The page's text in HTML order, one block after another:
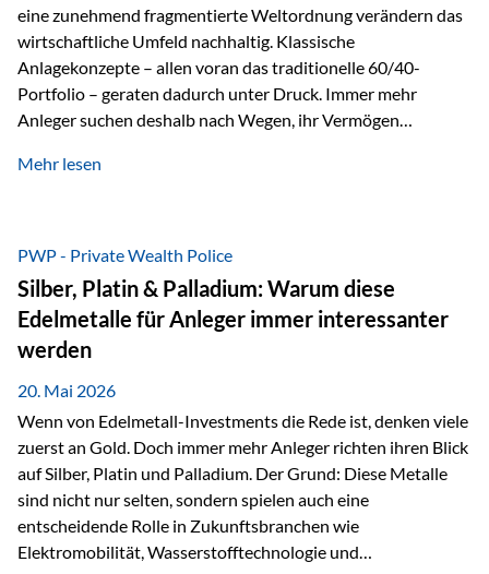
eine zunehmend fragmentierte Weltordnung verändern das
wirtschaftliche Umfeld nachhaltig. Klassische
Anlagekonzepte – allen voran das traditionelle 60/40-
Portfolio – geraten dadurch unter Druck. Immer mehr
Anleger suchen deshalb nach Wegen, ihr Vermögen
Unsicherheit abzusichern. Genau hier rücken reale und
monetäre Rolle zurück Gold erlebt derzeit eine
bemerkenswerte Renaissance als monetärer Wertspeicher.
Treiber sind Rekordkäufe der Zentralbanken, geopolitische
Spannungen und ein schleichender Vertrauensverlust in
ungedeckte Papierwährungen. Wie groß dieser
Vertrauensverlust ausfällt, zeigt ein nüchterner
Mehr lesen
PWP - Private Wealth Police
Silber, Platin & Palladium: Warum diese
Edelmetalle für Anleger immer interessanter
werden
20. Mai 2026
Wenn von Edelmetall-Investments die Rede ist, denken viele
zuerst an Gold. Doch immer mehr Anleger richten ihren Blick
auf Silber, Platin und Palladium. Der Grund: Diese Metalle
sind nicht nur selten, sondern spielen auch eine
entscheidende Rolle in Zukunftsbranchen wie
Elektromobilität, Wasserstofftechnologie und